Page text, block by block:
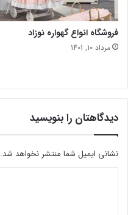
فروشگاه انواع گهواره نوزاد
مرداد 10, 1401
دیدگاهتان را بنویسید
نشانی ایمیل شما منتشر نخواهد شد.